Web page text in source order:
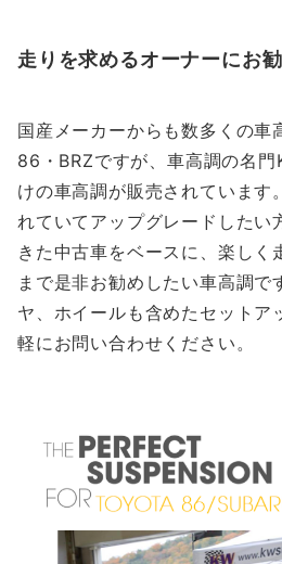
走りを求めるオーナーにお勧
国産メーカーからも数多くの車
86・BRZですが、車高調の名
けの車高調が販売されています
れていてアップグレードしたい
きた中古車をベースに、楽しく
まで是非お勧めしたい車高調で
ヤ、ホイールも含めたセットア
軽にお問い合わせください。